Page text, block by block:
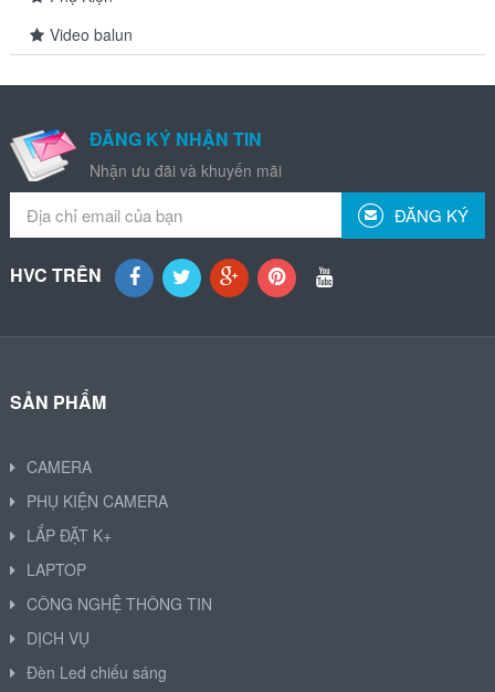
Video balun
ĐĂNG KÝ NHẬN TIN
Nhận ưu đãi và khuyến mãi
ĐĂNG KÝ
HVC TRÊN
SẢN PHẨM
CAMERA
PHỤ KIỆN CAMERA
LẮP ĐẶT K+
LAPTOP
CÔNG NGHỆ THÔNG TIN
DỊCH VỤ
Đèn Led chiếu sáng